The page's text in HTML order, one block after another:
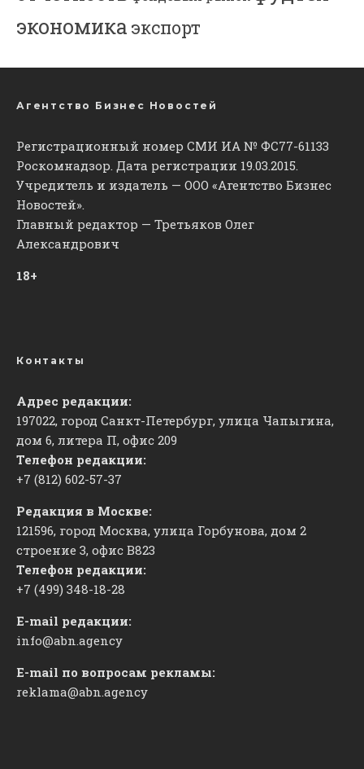
экономика экспорт
Агентство Бизнес Новостей
Регистрационный номер СМИ ИА № ФС77-61133
Роскомнадзор. Дата регистрации 19.03.2015.
Учредитель и издатель — ООО «Агентство Бизнес
Новостей».
Главный редактор — Третьяков Олег
Александрович
18+
Контакты
Адрес редакции:
197022, город Санкт-Петербург, улица Чапыгина,
дом 6, литера П, офис 209
Телефон редакции:
+7 (812) 602-57-37
Редакция в Москве:
121596, город Москва, улица Горбунова, дом 2
строение 3, офис ​В823
Телефон редакции:
+7 (499) 348-18-28
E-mail редакции:
info@abn.agency
E-mail по вопросам рекламы:
reklama@abn.agency